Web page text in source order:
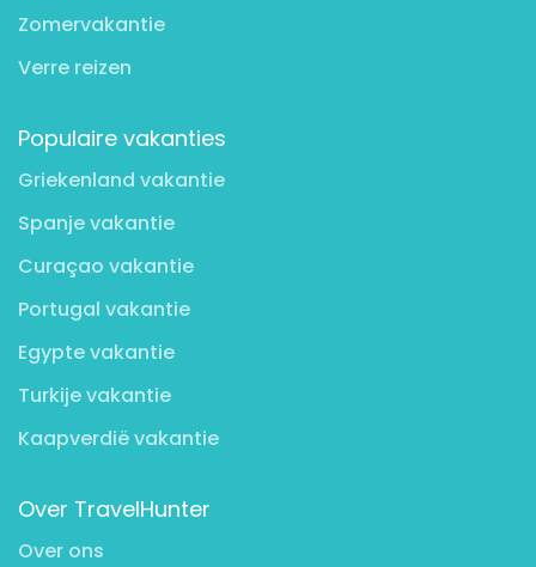
Zomervakantie
Verre reizen
Populaire vakanties
Griekenland vakantie
Spanje vakantie
Curaçao vakantie
Portugal vakantie
Egypte vakantie
Turkije vakantie
Kaapverdië vakantie
Over TravelHunter
Over ons